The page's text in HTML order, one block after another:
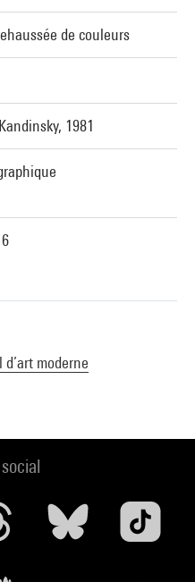
de couleurs
1981
moderne